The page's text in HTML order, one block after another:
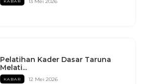
KABAR 13 Mei 2026
Pelatihan Kader Dasar Taruna
Melati...
KABAR 12 Mei 2026